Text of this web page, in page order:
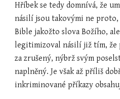
Hříbek se tedy domnívá, že
násilí jsou takovými ne
Bible jakožto slova Božího,
legitimizoval násilí již tím, že
za zrušený, nýbrž svým
naplněný. Je však až příliš
inkriminované příkazy